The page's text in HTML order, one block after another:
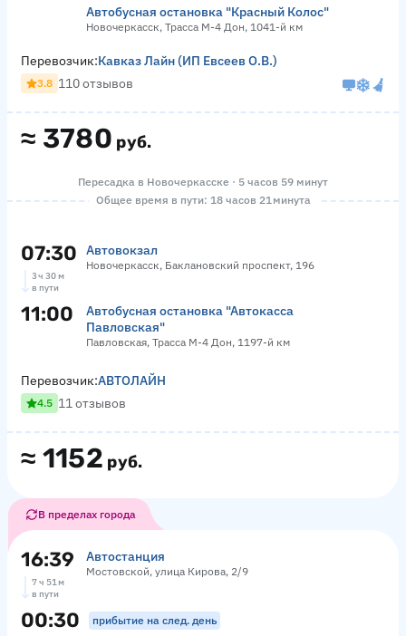
Автобусная остановка "Красный Колос"
Новочеркасск, Трасса М-4 Дон, 1041-й км
≈ 3780 руб.
Перевозчик:Кавказ Лайн (ИП Евсеев О.В.)
3.8 110 отзывов
Пересадка в Новочеркасске · 5 часов 59 минут
Общее время в пути: 18 часов 21 минута
07:30 Автовокзал
Новочеркасск, Баклановский проспект, 196
3 ч 30 м
в пути
11:00
Автобусная остановка "Автокасса
Павловская"
Павловская, Трасса М-4 Дон, 1197-й км
≈ 1152 руб.
Перевозчик:АВТОЛАЙН
4.5 11 отзывов
В пределах города
16:39 Автостанция
Мостовской, улица Кирова, 2/9
7 ч 51 м
в пути
00:30 прибытие на след. день